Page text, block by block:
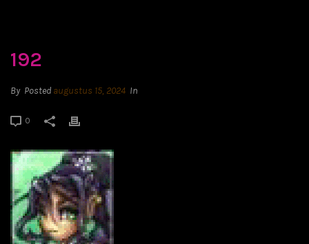
192
By Posted augustus 15, 2024 In
0